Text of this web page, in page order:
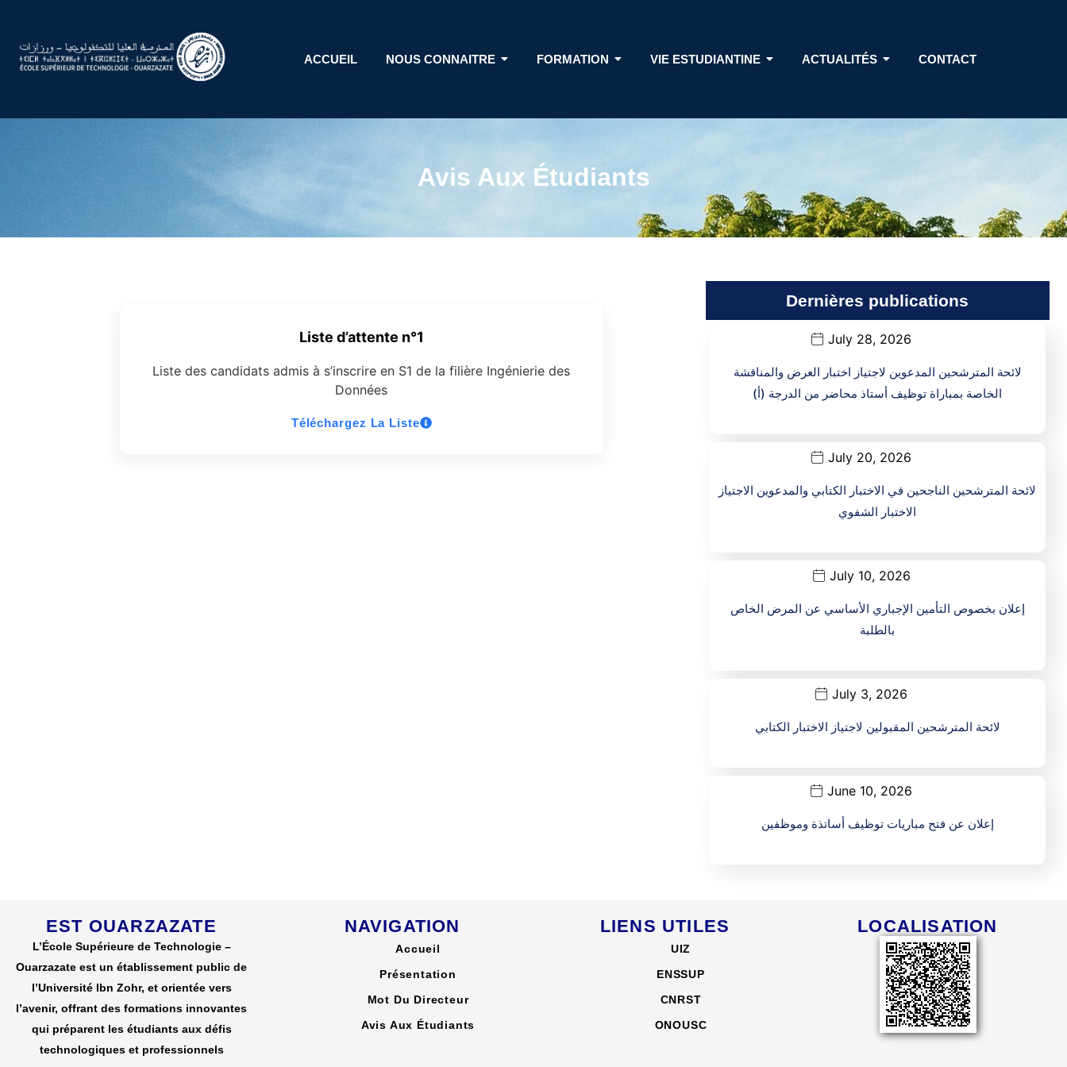
ACCUEIL NOUS CONNAITRE FORMATION VIE ESTUDIANTINE ACTUALITÉS CONTACT
Avis Aux Étudiants
Liste d’attente n°1
Liste des candidats admis à s’inscrire en S1 de la filière Ingénierie des
Données
Téléchargez La Liste
Dernières publications
July 28, 2026
لائحة المترشحين المدعوين لاجتياز اختبار العرض والمناقشة
الخاصة بمباراة توظيف أستاذ محاضر من الدرجة (أ)
July 20, 2026
لائحة المترشحين الناجحين في الاختبار الكتابي والمدعوين الاجتياز
الاختبار الشفوي
July 10, 2026
إعلان بخصوص التأمين الإجباري الأساسي عن المرض الخاص
بالطلبة
July 3, 2026
لائحة المترشحين المقبولين لاجتياز الاختبار الكتابي
June 10, 2026
إعلان عن فتح مباريات توظيف أساتذة وموظفين
EST OUARZAZATE
L’École Supérieure de Technologie –
Ouarzazate est un établissement public de
l’Université Ibn Zohr, et orientée vers
l’avenir, offrant des formations innovantes
qui préparent les étudiants aux défis
technologiques et professionnels
NAVIGATION
Accueil
Présentation
Mot Du Directeur
Avis Aux Étudiants
LIENS UTILES
UIZ
ENSSUP
CNRST
ONOUSC
LOCALISATION